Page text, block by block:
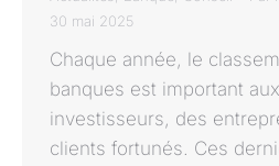
30 mai 2025
Chaque année, le
banques est important
investisseurs, des
clients fortunés. Ces